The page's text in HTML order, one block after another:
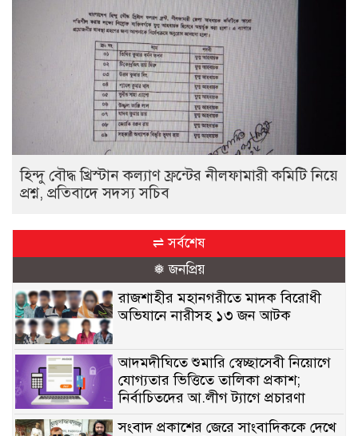
হিন্দু বৌদ্ধ খ্রিস্টান কল্যাণ ফ্রন্টের নীলফামারী কমিটি নিয়ে
প্রশ্ন, প্রতিবাদে সদস্য সচিব
⇌ সর্বশেষ
❅ জনপ্রিয়
রাজশাহীর মহানগরীতে মাদক বিরোধী
অভিযানে নারীসহ ১৩ জন আটক
আদমদীঘিতে শুমারি স্বেচ্ছাসেবী নিয়োগে
যোগ্যতার ভিত্তিতে তালিকা প্রকাশ;
নির্বাচিতদের আ.লীগ ট্যাগে প্রচারণা
সংবাদ প্রকাশের জেরে সাংবাদিককে দেখে